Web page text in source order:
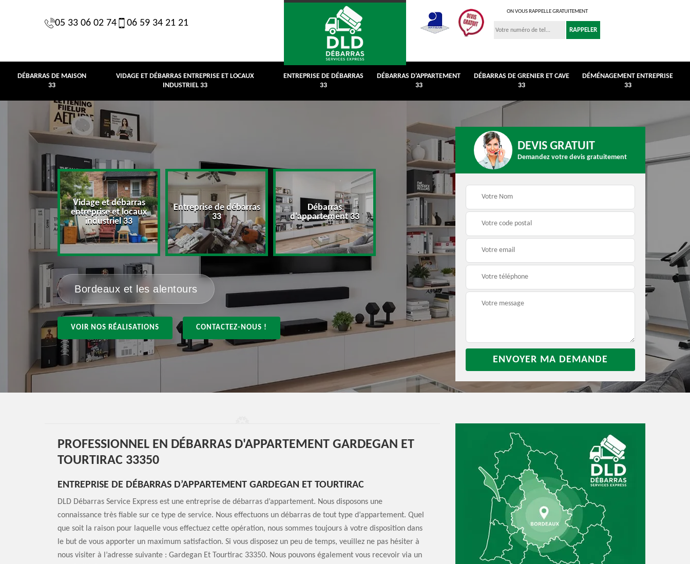
05 33 06 02 74 06 59 34 21 21
ON VOUS RAPPELLE GRATUITEMENT
DÉBARRAS DE MAISON
33
VIDAGE ET DÉBARRAS ENTREPRISE ET LOCAUX
INDUSTRIEL 33
ENTREPRISE DE DÉBARRAS
33
DÉBARRAS D'APPARTEMENT
33
DÉBARRAS DE GRENIER ET CAVE
33
DÉMÉNAGEMENT ENTREPRISE
33
maison 33
Vidage et débarras
entreprise et locaux
industriel 33
Entreprise de débarras
33
Débarras
d'appartement 33
Débarras de grenier et
cave 33
Déménagement
Débarras de maison
Bordeaux et les alentours
VOIR NOS RÉALISATIONS CONTACTEZ-NOUS !
DEVIS GRATUIT
Demandez votre devis gratuitement
PROFESSIONNEL EN DÉBARRAS D'APPARTEMENT GARDEGAN ET
TOURTIRAC 33350
ENTREPRISE DE DÉBARRAS D’APPARTEMENT GARDEGAN ET TOURTIRAC
DLD Débarras Service Express est une entreprise de débarras d’appartement. Nous disposons une
connaissance très fiable sur ce type de service. Nous effectuons un débarras de tout type d’appartement. Quel
que soit la raison pour laquelle vous effectuez cette opération, nous sommes toujours à votre disposition dans
le but de vous apporter un maximum satisfaction. Si vous disposez un peu de temps, veuillez ne pas hésiter à
nous visiter à l’adresse suivante : Gardegan Et Tourtirac 33350. Nous pouvons également vous recevoir via un